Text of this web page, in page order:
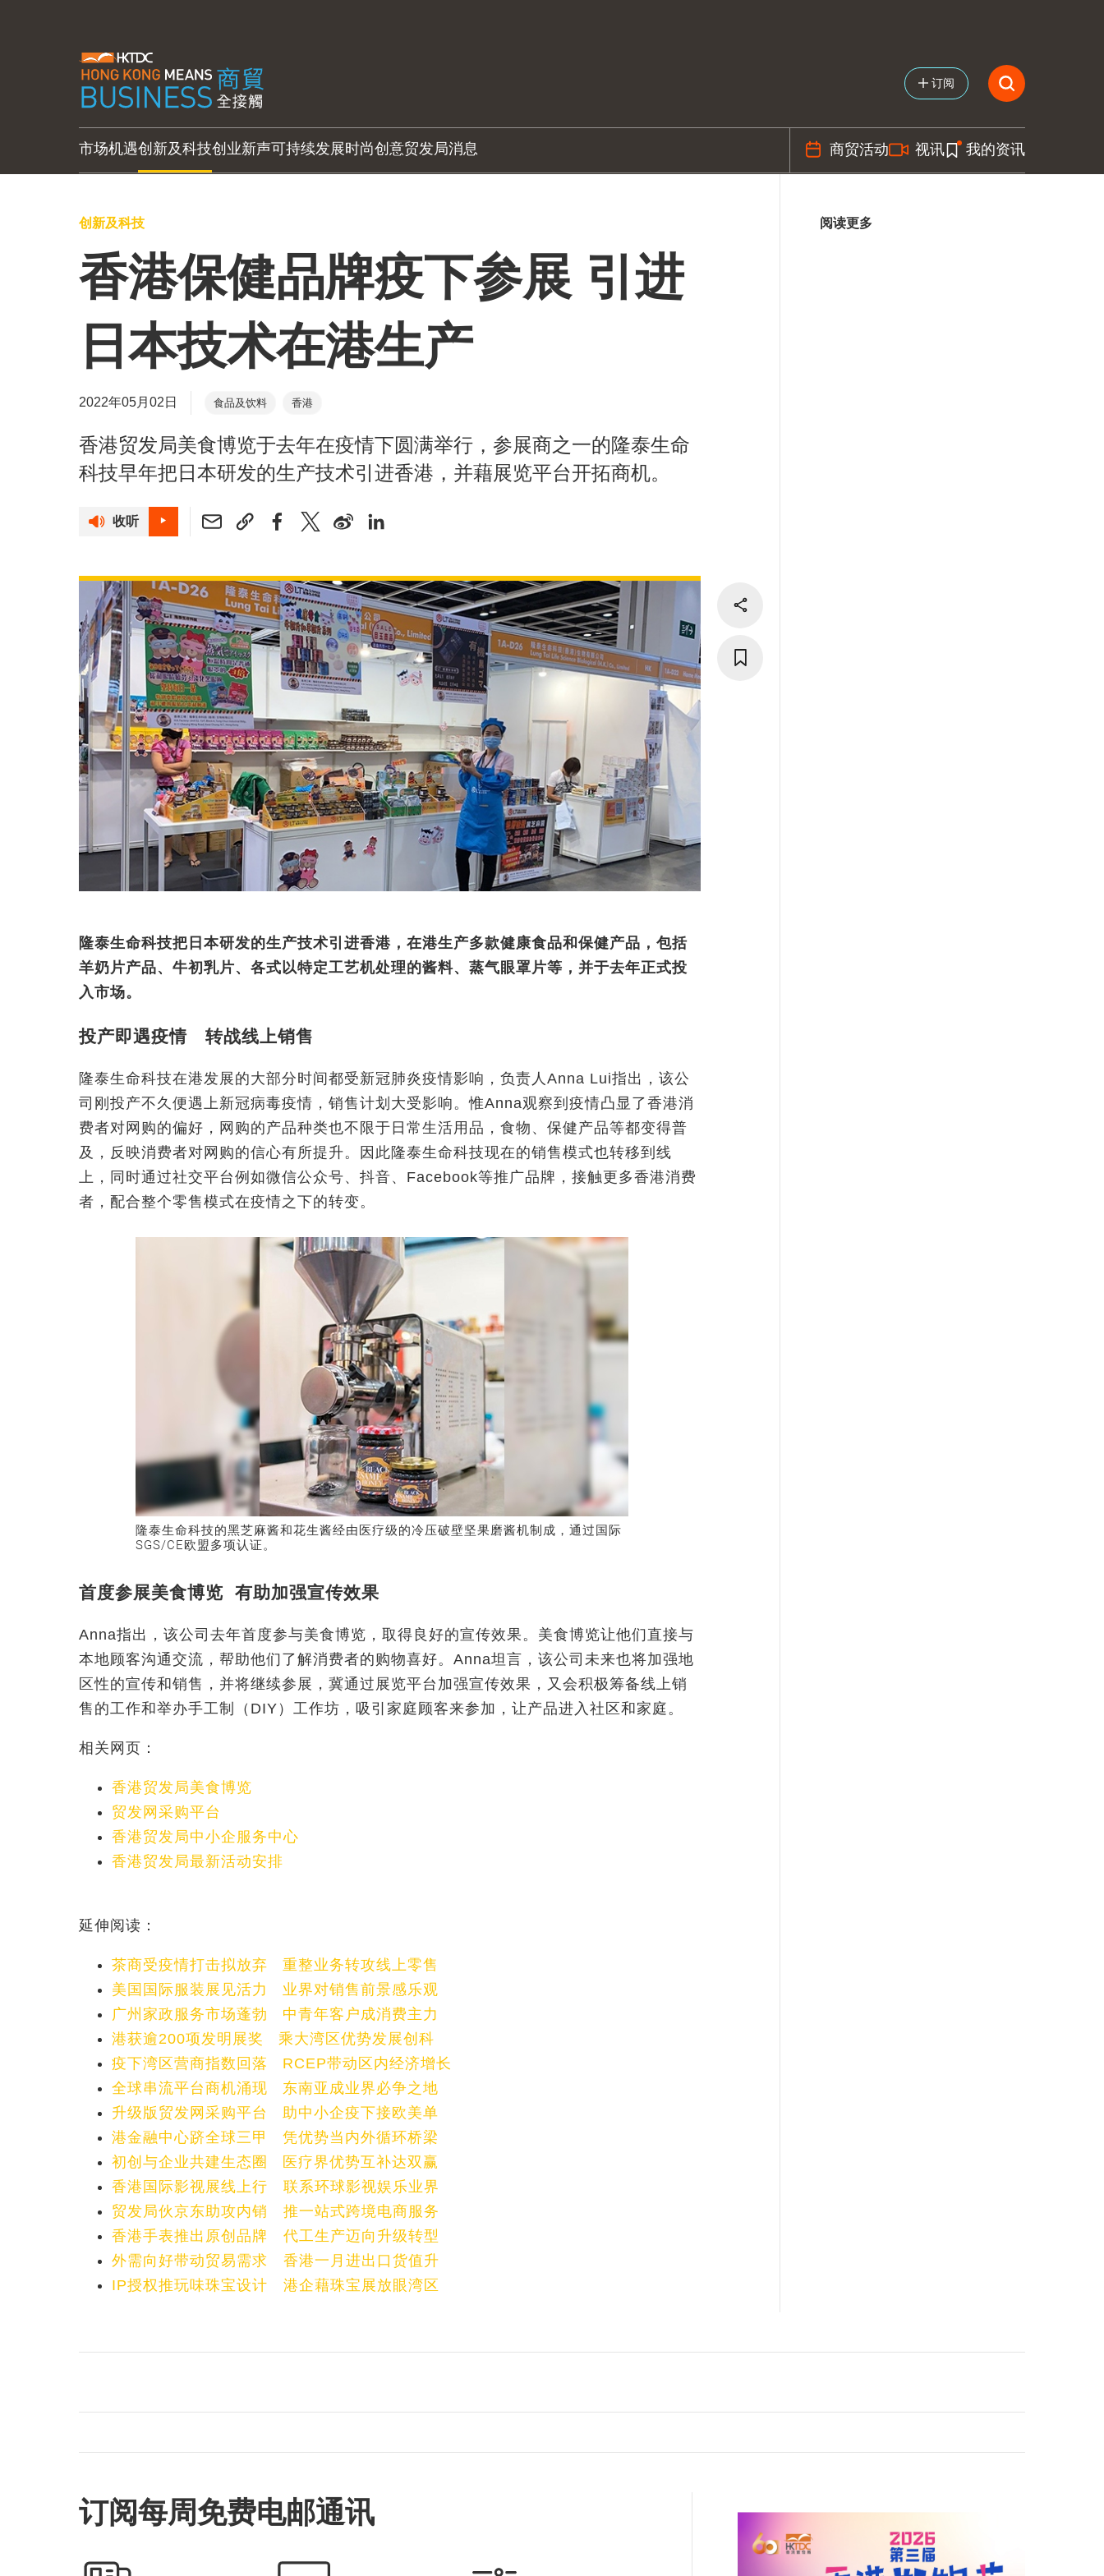
订阅
市场机遇创新及科技创业新声可持续发展时尚创意贸发局消息 商贸活动 视讯 我的资讯
创新及科技
香港保健品牌疫下参展 引进
日本技术在港生产
2022年05月02日 食品及饮料 香港
香港贸发局美食博览于去年在疫情下圆满举行，参展商之一的隆泰生命
科技早年把日本研发的生产技术引进香港，并藉展览平台开拓商机。
收听
隆泰生命科技把日本研发的生产技术引进香港，在港生产多款健康食品和保健产品，包括
羊奶片产品、牛初乳片、各式以特定工艺机处理的酱料、蒸气眼罩片等，并于去年正式投
入市场。
投产即遇疫情 转战线上销售
隆泰生命科技在港发展的大部分时间都受新冠肺炎疫情影响，负责人Anna Lui指出，该公
司刚投产不久便遇上新冠病毒疫情，销售计划大受影响。惟Anna观察到疫情凸显了香港消
费者对网购的偏好，网购的产品种类也不限于日常生活用品，食物、保健产品等都变得普
及，反映消费者对网购的信心有所提升。因此隆泰生命科技现在的销售模式也转移到线
上，同时通过社交平台例如微信公众号、抖音、Facebook等推广品牌，接触更多香港消费
者，配合整个零售模式在疫情之下的转变。
隆泰生命科技的黑芝麻酱和花生酱经由医疗级的冷压破壁坚果磨酱机制成，通过国际
SGS/CE欧盟多项认证。
首度参展美食博览 有助加强宣传效果
Anna指出，该公司去年首度参与美食博览，取得良好的宣传效果。美食博览让他们直接与
本地顾客沟通交流，帮助他们了解消费者的购物喜好。Anna坦言，该公司未来也将加强地
区性的宣传和销售，并将继续参展，冀通过展览平台加强宣传效果，又会积极筹备线上销
售的工作和举办手工制（DIY）工作坊，吸引家庭顾客来参加，让产品进入社区和家庭。
相关网页：
香港贸发局美食博览
贸发网采购平台
香港贸发局中小企服务中心
香港贸发局最新活动安排
延伸阅读：
茶商受疫情打击拟放弃 重整业务转攻线上零售
美国国际服装展见活力 业界对销售前景感乐观
广州家政服务市场蓬勃 中青年客户成消费主力
港获逾200项发明展奖 乘大湾区优势发展创科
疫下湾区营商指数回落 RCEP带动区内经济增长
全球串流平台商机涌现 东南亚成业界必争之地
升级版贸发网采购平台 助中小企疫下接欧美单
港金融中心跻全球三甲 凭优势当内外循环桥梁
初创与企业共建生态圈 医疗界优势互补达双赢
香港国际影视展线上行 联系环球影视娱乐业界
贸发局伙京东助攻内销 推一站式跨境电商服务
香港手表推出原创品牌 代工生产迈向升级转型
外需向好带动贸易需求 香港一月进出口货值升
IP授权推玩味珠宝设计 港企藉珠宝展放眼湾区
阅读更多
订阅每周免费电邮通讯